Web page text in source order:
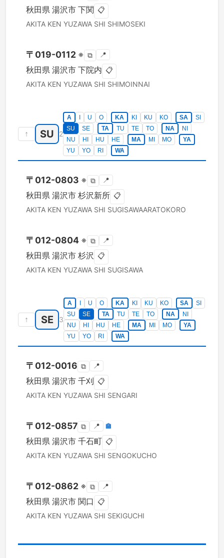
秋田県 湯沢市 下関 📋
AKITA KEN YUZAWA SHI SHIMOSEKI
〒 019-0112 ※ ⧉ 📍
秋田県 湯沢市 下院内 📋
AKITA KEN YUZAWA SHI SHIMOINNAI
↑ SU 2
A U O KA KI KU KO SA
SI
SU
SE TA TU TE TO NA
NI
NU
HI HU HE MA MI MO
YA
YU
YO RI WA
〒 012-0803 ※ ⧉ 📍
秋田県 湯沢市 杉沢新所 📋
AKITA KEN YUZAWA SHI SUGISAWAARATOKORO
〒 012-0804 ※ ⧉ 📍
秋田県 湯沢市 杉沢 📋
AKITA KEN YUZAWA SHI SUGISAWA
↑ SE 3
A U O KA KI KU KO SA
SI
SU
SE TA TU TE TO NA
NI
NU
HI HU HE MA MI MO
YA
YU
YO RI WA
〒 012-0016 ⧉ 📍
秋田県 湯沢市 千刈 📋
AKITA KEN YUZAWA SHI SENGARI
〒 012-0857 ⧉ 📍 🏣
秋田県 湯沢市 千石町 📋
AKITA KEN YUZAWA SHI SENGOKUCHO
〒 012-0862 ※ ⧉ 📍
秋田県 湯沢市 関口 📋
AKITA KEN YUZAWA SHI SEKIGUCHI